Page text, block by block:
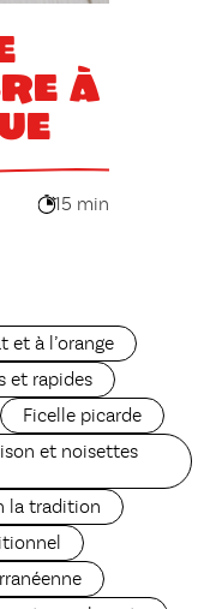
à
15 min
et à l’orange
et rapides
Ficelle picarde
et noisettes
la tradition